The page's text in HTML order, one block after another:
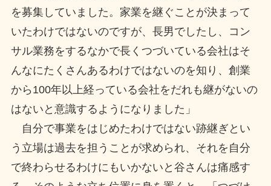
を募集していました。家業を継ぐことが決まって
いたわけではないのですが、長男でしたし、コン
サル業務をするなかで長くつづいている会社はそ
んなにたくさんあるわけではないのを知り、創業
から100年以上経っている会社をだれも継がないの
はないと意識するようになりました」
自分で事業をはじめたわけではない跡継ぎとい
う立場は過去を担うことが求められ、それを自分
で終わらせるわけにもいかないと谷さんは痛感す